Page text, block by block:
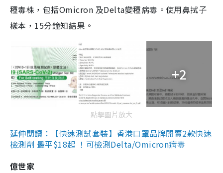
種毒株，包括Omicron 及Delta變種病毒。使用鼻拭子
樣本，15分鐘知結果。
+2
點擊圖片放大
延伸閱讀：【快速測試套裝】香港口罩品牌開賣2款快速
檢測劑 最平$18起 ！可檢測Delta/Omicron病毒
億世家